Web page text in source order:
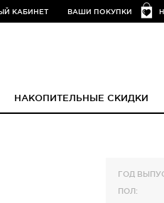
КАБИНЕТ ВАШИ ПОКУПКИ
НАКОПИТЕЛЬНЫЕ СКИДКИ
ГОД
ПОЛ: